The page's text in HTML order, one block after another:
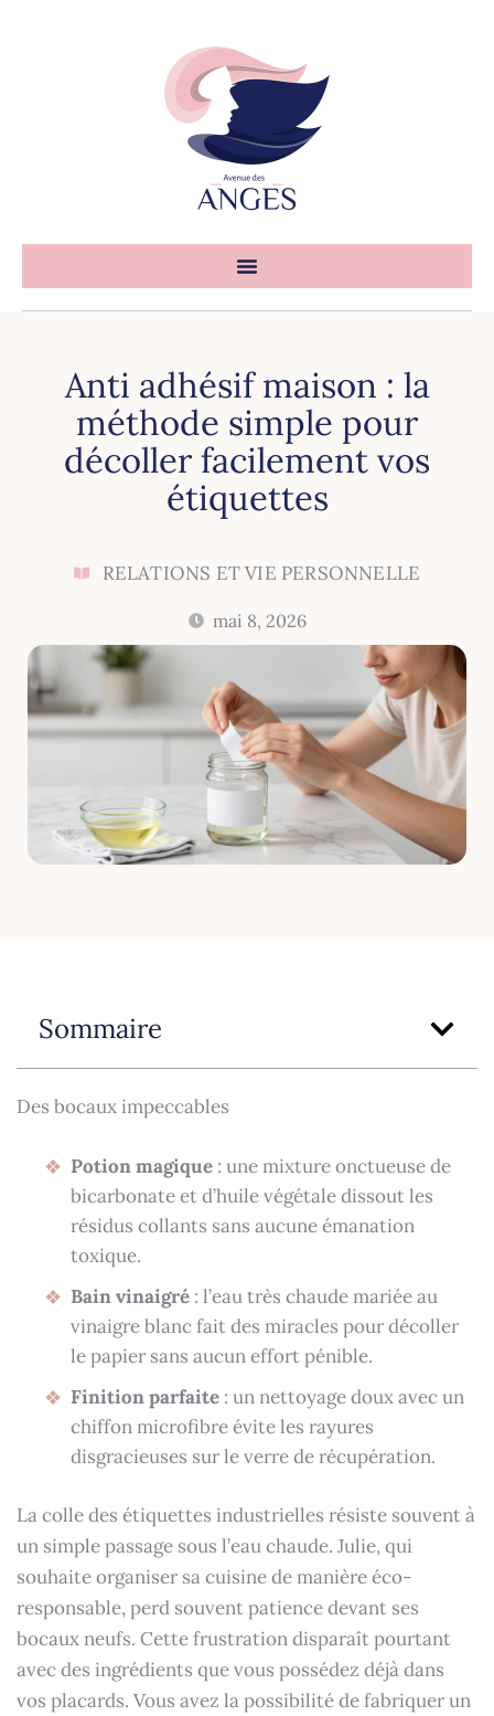
Anti adhésif maison : la
méthode simple pour
décoller facilement vos
étiquettes
RELATIONS ET VIE PERSONNELLE
mai 8, 2026
Sommaire
Des bocaux impeccables
Potion magique : une mixture onctueuse de
bicarbonate et d’huile végétale dissout les
résidus collants sans aucune émanation
toxique.
Bain vinaigré : l’eau très chaude mariée au
vinaigre blanc fait des miracles pour décoller
le papier sans aucun effort pénible.
Finition parfaite : un nettoyage doux avec un
chiffon microfibre évite les rayures
disgracieuses sur le verre de récupération.
La colle des étiquettes industrielles résiste souvent à
un simple passage sous l’eau chaude. Julie, qui
souhaite organiser sa cuisine de manière éco-
responsable, perd souvent patience devant ses
bocaux neufs. Cette frustration disparaît pourtant
avec des ingrédients que vous possédez déjà dans
vos placards. Vous avez la possibilité de fabriquer un